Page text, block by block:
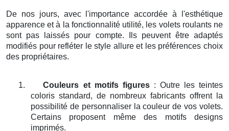
De nos jours, avec l'importance accordée à l'esthétique
apparence et à la fonctionnalité utilité, les volets roulants ne
sont pas laissés pour compte. Ils peuvent être adaptés
modifiés pour refléter le style allure et les préférences choix
des propriétaires.
1. Couleurs et motifs figures: Outre les teintes
coloris standard, de nombreux fabricants offrent la
possibilité de personnaliser la couleur de vos volets.
Certains proposent même des motifs designs
imprimés.